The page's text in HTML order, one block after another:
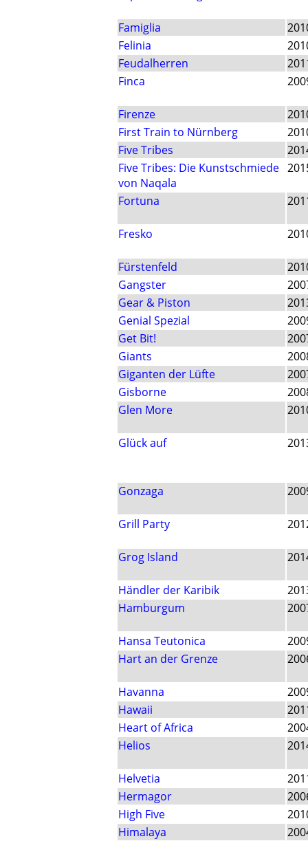
Famiglia
Felinia
Feudalherren
Finca
Firenze
First Train to Nürnberg
Five Tribes
Five Tribes: Die Kunstschmiede
von Naqala
Fortuna
Fresko
Fürstenfeld
Gangster
Gear & Piston
Genial Spezial
Get Bit!
Giants
Giganten der Lüfte
Gisborne
Glen More
Glück auf
Gonzaga
Grill Party
Grog Island
Händler der Karibik
Hamburgum
Hansa Teutonica
Hart an der Grenze
Havanna
Hawaii
Heart of Africa
Helios
Helvetia
Hermagor
High Five
Himalaya